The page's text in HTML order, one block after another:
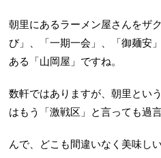
朝里にあるラーメン屋さんをザ
び」、「一期一会」、「御麺安
ある「山岡屋」ですね。
数軒ではありますが、朝里とい
はもう「激戦区」と言っても過
んで、どこも間違いなく美味しい